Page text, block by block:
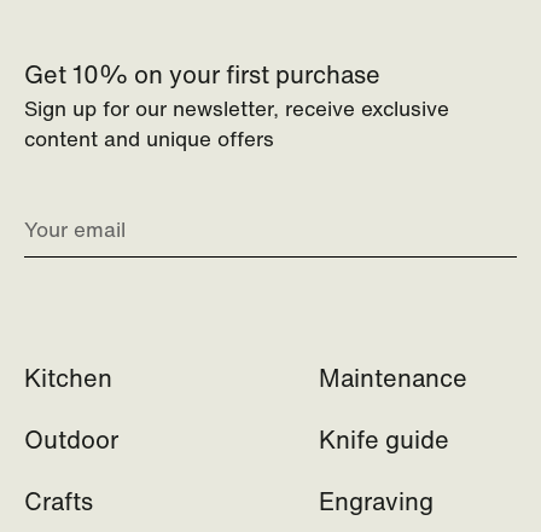
Get 10% on your first purchase
Sign up for our newsletter, receive exclusive
content and unique offers
Kitchen
Outdoor
Crafts
Maintenance
Knife guide
Engraving